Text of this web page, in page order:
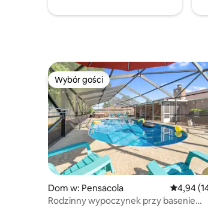
PALENIA!
Wybór gości
Wybór gości
Dom w: Pensacola Średnia
4,94
Rodzinny wypoczynek przy basenie